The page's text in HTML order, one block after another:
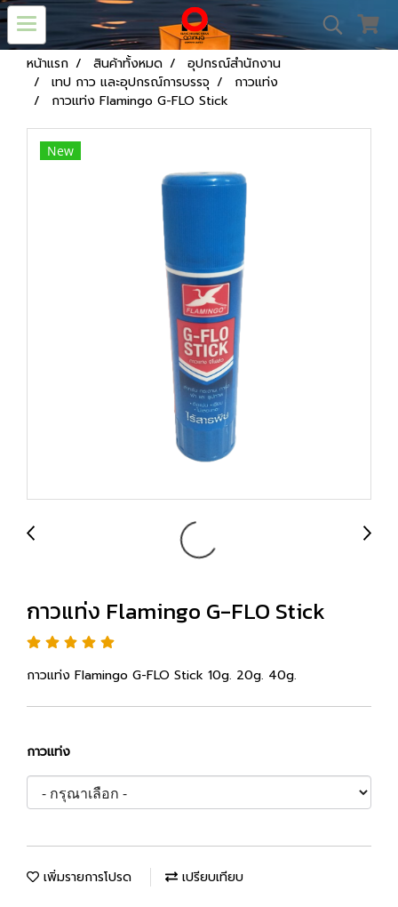
หน้าแรก สินค้าทั้งหมด
อุปกรณ์สำนักงาน
เทป กาว และอุปกรณ์การบรรจุ
กาวแท่ง
กาวแท่ง Flamingo G-FLO Stick
New
กาวแท่ง Flamingo G-FLO Stick
กาวแท่ง Flamingo G-FLO Stick 10g. 20g. 40g.
กาวแท่ง
เพิ่มรายการโปรด เปรียบเทียบ